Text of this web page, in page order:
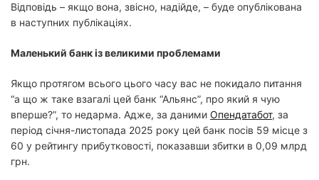
Відповідь – якщо вона, звісно, надійде, – буде опублікована
в наступних публікаціях.
Маленький банк із великими проблемами
Якщо протягом всього цього часу вас не покидало питання
“а що ж таке взагалі цей банк “Альянс”, про який я чую
вперше?”, то недарма. Адже, за даними Опендатабот, за
період січня-листопада 2025 року цей банк посів 59 місце з
60 у рейтингу прибутковості, показавши збитки в 0,09 млрд
грн.